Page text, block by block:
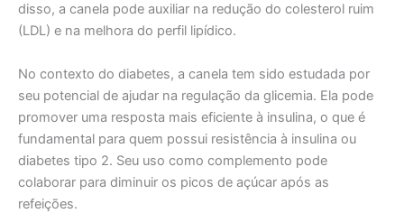
disso, a canela pode auxiliar na redução do colesterol ruim
(LDL) e na melhora do perfil lipídico.
No contexto do diabetes, a canela tem sido estudada por
seu potencial de ajudar na regulação da glicemia. Ela pode
promover uma resposta mais eficiente à insulina, o que é
fundamental para quem possui resistência à insulina ou
diabetes tipo 2. Seu uso como complemento pode
colaborar para diminuir os picos de açúcar após as
refeições.